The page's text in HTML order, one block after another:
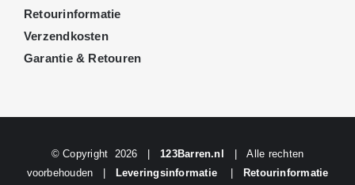
Retourinformatie
Verzendkosten
Garantie & Retouren
© Copyright 2026 |123Barren.nl
| Alle rechten
voorbehouden |
Leveringsinformatie Retourinformatie